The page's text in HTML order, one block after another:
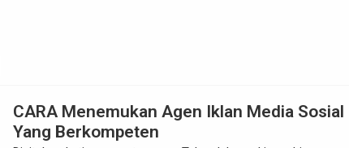
CARA Menemukan Agen Iklan Media Sosial
Yang Berkompeten